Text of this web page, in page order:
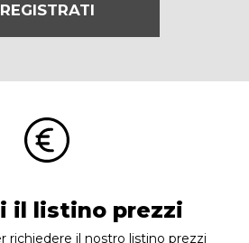
REGISTRATI
il listino prezzi
richiedere il nostro listino prezzi